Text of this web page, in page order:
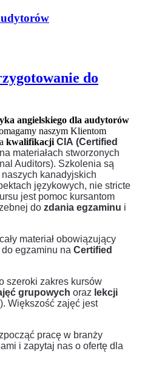
do
angielskiego dla audytorów
naszym Klientom
kwalifikacji CIA (Certified
materiałach stworzonych
Auditors). Szkolenia są
kanadyjskich
językowych, nie stricte
jest pomoc kursantom
do zdania egzaminu i
materiał obowiązujący
egzaminu na Certified
szeroki zakres kursów
grupowych oraz lekcji
Większość zajęć jest
pracę w branży
i zapytaj nas o ofertę dla